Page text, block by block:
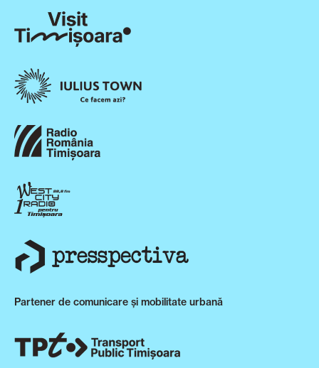
Partener de comunicare și mobilitate urbană